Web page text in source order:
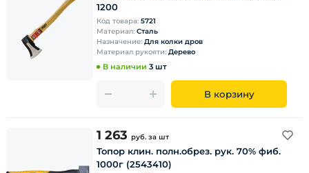
1200
Код товара: 5721
Материал: Сталь
Назначение: Для колки дров
Материал рукояти: Дерево
В наличии 3 шт
В корзину
1 263 руб. за шт
Топор клин. полн.обрез. рук. 70% фиб.
1000г (2543410)